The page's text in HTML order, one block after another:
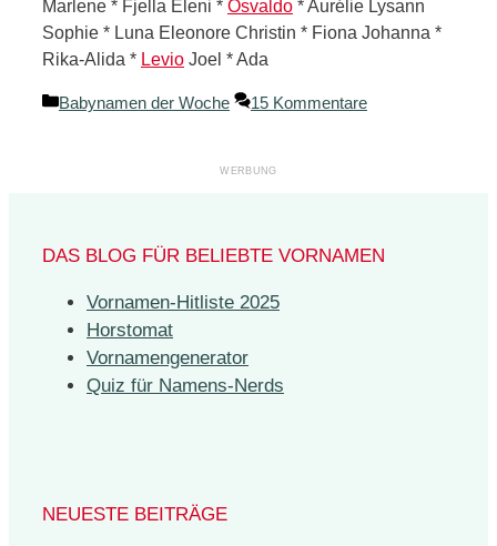
Marlene * Fjella Eleni * Osvaldo * Aurélie Lysann
Sophie * Luna Eleonore Christin * Fiona Johanna *
Rika-Alida * Levio Joel * Ada
Kategorien
Babynamen der Woche 15 Kommentare
DAS BLOG FÜR BELIEBTE VORNAMEN
Vornamen-Hitliste 2025
Horstomat
Vornamengenerator
Quiz für Namens-Nerds
NEUESTE BEITRÄGE